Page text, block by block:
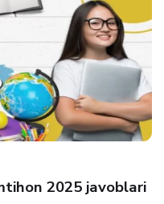
2025 javoblari